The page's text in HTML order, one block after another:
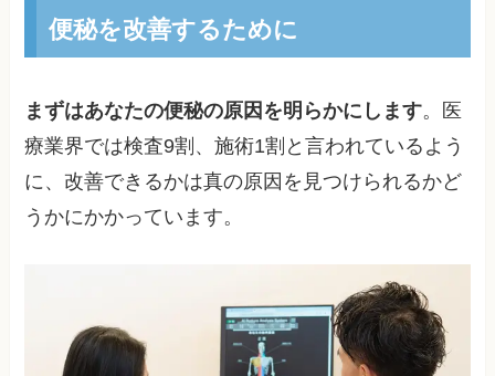
便秘を改善するために
まずはあなたの便秘の原因を明らかにします。医
療業界では検査9割、施術1割と言われているよう
に、改善できるかは真の原因を見つけられるかど
うかにかかっています。